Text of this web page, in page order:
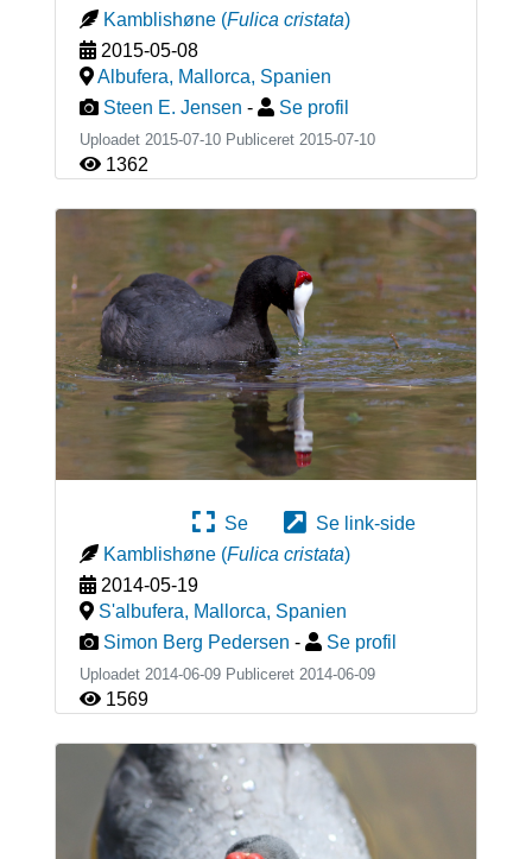
Kamblishøne (Fulica cristata)
2015-05-08
Albufera, Mallorca, Spanien
Steen E. Jensen - Se profil
Uploadet 2015-07-10 Publiceret 2015-07-10
1362
Se
Se link-side
Kamblishøne (Fulica cristata)
2014-05-19
S'albufera, Mallorca, Spanien
Simon Berg Pedersen - Se profil
Uploadet 2014-06-09 Publiceret 2014-06-09
1569